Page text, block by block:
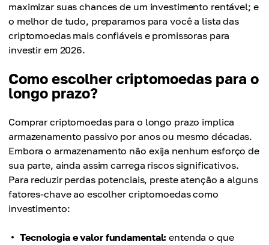
maximizar suas chances de um investimento rentável; e
o melhor de tudo, preparamos para você a lista das
criptomoedas mais confiáveis e promissoras para
investir em 2026.
Como escolher criptomoedas para o
longo prazo?
Comprar criptomoedas para o longo prazo implica
armazenamento passivo por anos ou mesmo décadas.
Embora o armazenamento não exija nenhum esforço de
sua parte, ainda assim carrega riscos significativos.
Para reduzir perdas potenciais, preste atenção a alguns
fatores-chave ao escolher criptomoedas como
investimento:
Tecnologia e valor fundamental: entenda o que